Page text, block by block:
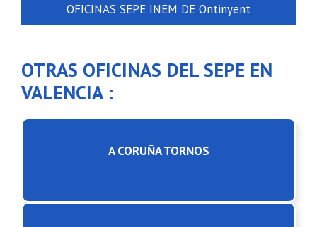
OFICINAS SEPE INEM DE Ontinyent
OTRAS OFICINAS DEL SEPE EN
VALENCIA :
A CORUÑA TORNOS